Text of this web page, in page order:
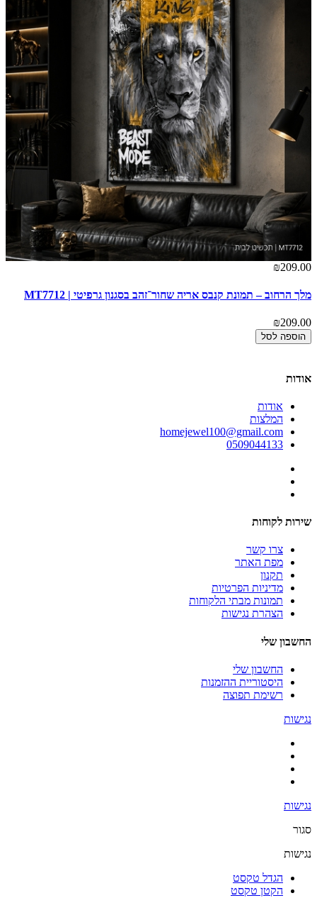
₪209.00
מלך הרחוב – תמונת קנבס אריה שחור־זהב בסגנון גרפיטי | MT7712
₪209.00
הוספה לסל
אודות
אודות
המלצות
homejewel100@gmail.com
0509044133
שירות לקוחות
צרו קשר
מפת האתר
תקנון
מדיניות הפרטיות
תמונות מבתי הלקוחות
הצהרת נגישות
החשבון שלי
החשבון שלי
היסטוריית ההזמנות
רשימת תפוצה
נגישות
נגישות
סגור
נגישות
הגדל טקסט
הקטן טקסט